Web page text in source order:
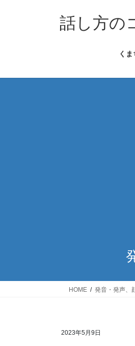
ス
ン
話し方の
く
HOME 発音・発声、
2023年5月9日